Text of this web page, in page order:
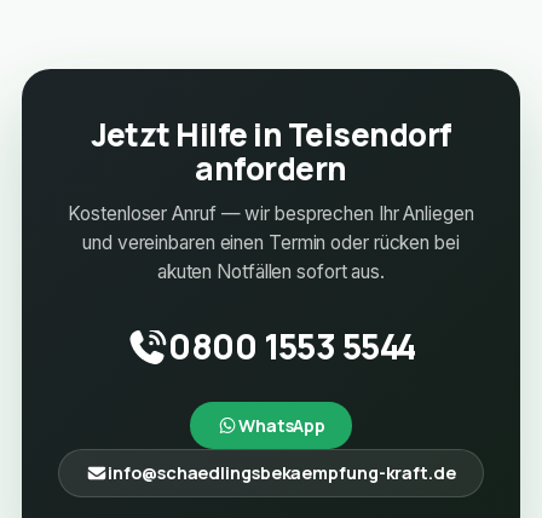
Jetzt Hilfe in Teisendorf
anfordern
Kostenloser Anruf — wir besprechen Ihr Anliegen
und vereinbaren einen Termin oder rücken bei
akuten Notfällen sofort aus.
0800 1553 5544
WhatsApp
info@schaedlingsbekaempfung-kraft.de